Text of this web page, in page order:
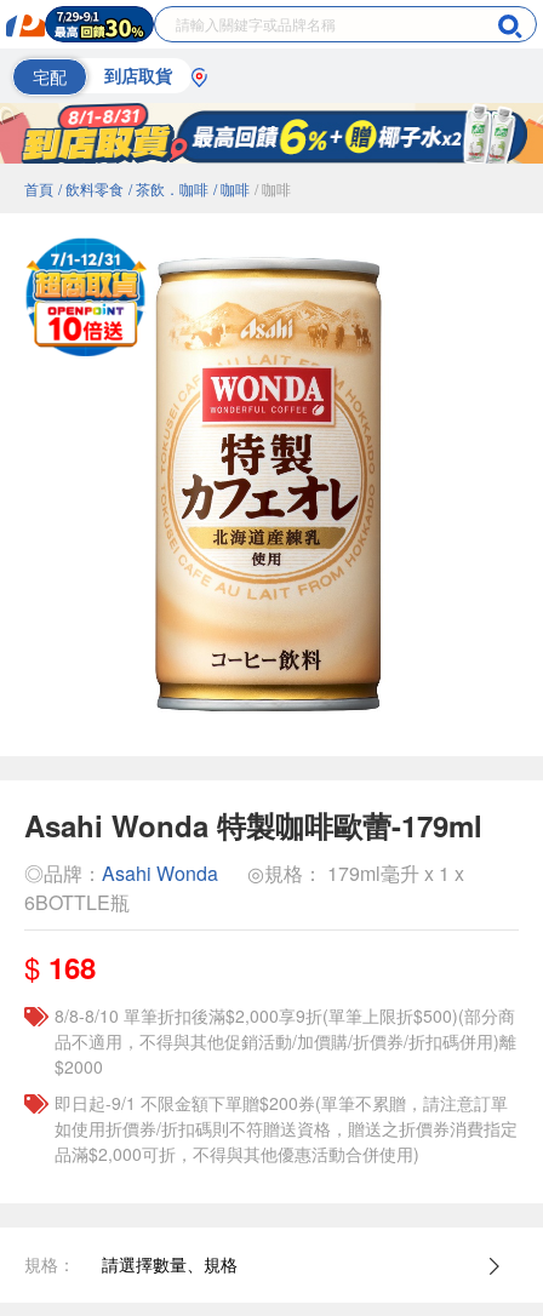
宅配 到店取貨
首頁 / 飲料零食 / 茶飲．咖啡 / 咖啡 / 咖啡
Asahi Wonda 特製咖啡歐蕾-179ml
◎品牌： Asahi Wonda
◎規格： 179ml毫升 x 1 x
6BOTTLE瓶
$ 168
8/8-8/10 單筆折扣後滿$2,000享9折(單筆上限折$500)(部分商
品不適用，不得與其他促銷活動/加價購/折價券/折扣碼併用)離
$2000
即日起-9/1 不限金額下單贈$200券(單筆不累贈，請注意訂單
如使用折價券/折扣碼則不符贈送資格，贈送之折價券消費指定
品滿$2,000可折，不得與其他優惠活動合併使用)
規格： 請選擇數量、規格